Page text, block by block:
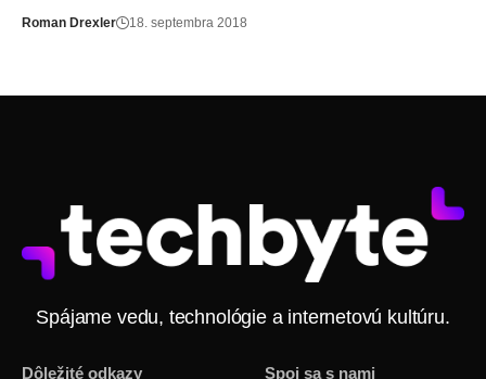
Roman Drexler 18. septembra 2018
Spájame vedu, technológie a internetovú kultúru.
Dôležité odkazy Spoj sa s nami